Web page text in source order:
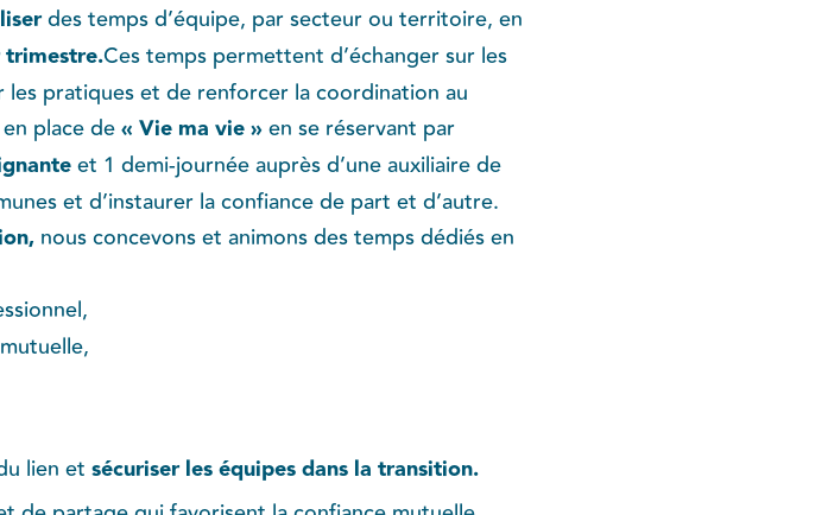
des temps d’équipe, par secteur ou territoire, en
trimestre.Ces temps permettent d’échanger sur les
les pratiques et de renforcer la coordination au
en place de« Vie ma vie »en se réservant par
et 1 demi-journée auprès d’une auxiliaire de
et d’instaurer la confiance de part et d’autre.
nous concevons et animons des temps dédiés en
lien et sécuriser les équipes dans la transition.